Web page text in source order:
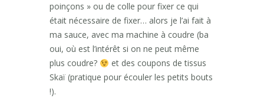
poinçons » ou de colle pour fixer ce qui
était nécessaire de fixer… alors je l’ai fait à
ma sauce, avec ma machine à coudre (ba
oui, où est l’intérêt si on ne peut même
plus coudre?
et des coupons de tissus
Skaï (pratique pour écouler les petits bouts
!).